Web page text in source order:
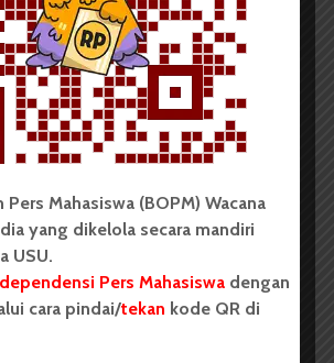
lain
Lomba Riset
dalam Sektor
Mahasiswa (BOPM) Wacana
yang dikelola secara mandiri
USU.
Pers Mahasiswa dengan
cara pindai/tekan kode QR di